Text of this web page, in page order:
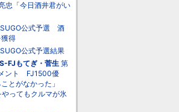
忠「今日酒井君がい
公式予選 酒
得
公式予選結果
S-FJもてぎ・菅生 第
ント FJ1500優
ことがなかった」
ってもクルマが氷